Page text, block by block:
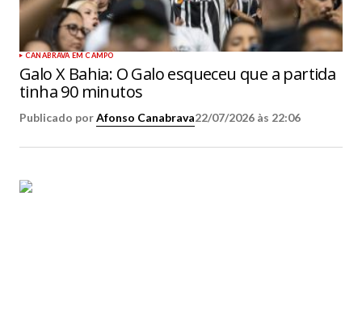
CANABRAVA EM CAMPO
Galo X Bahia: O Galo esqueceu que a partida
tinha 90 minutos
Publicado porAfonso Canabrava22/07/2026 às 22:06